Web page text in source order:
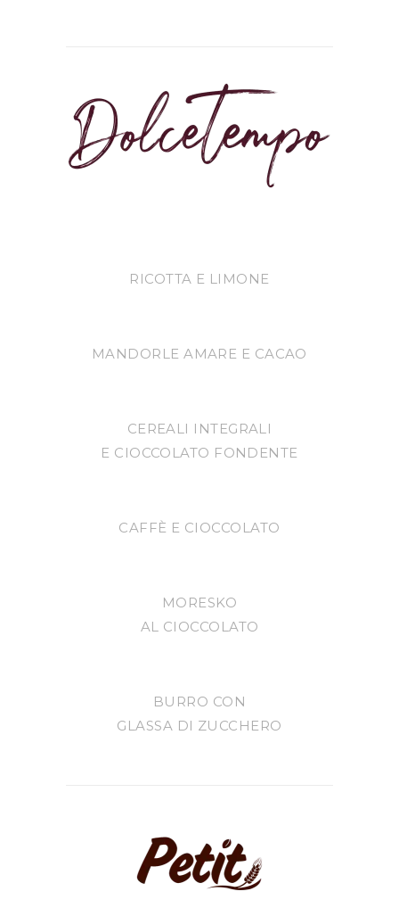
RICOTTA E LIMONE
MANDORLE AMARE E CACAO
CEREALI INTEGRALI
E CIOCCOLATO FONDENTE
CAFFÈ E CIOCCOLATO
MORESKO
AL CIOCCOLATO
BURRO CON
GLASSA DI ZUCCHERO